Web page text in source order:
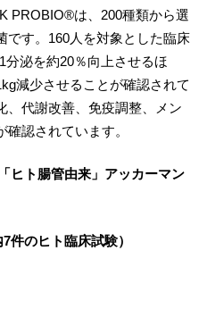
PROBIO®は、200種類から選
です。160人を対象とした臨床
泌を約20％向上させるほ
減少させることが確認されて
、代謝改善、免疫調整、メン
認されています。
ヒト腸管由来」アッカーマン
件のヒト臨床試験）